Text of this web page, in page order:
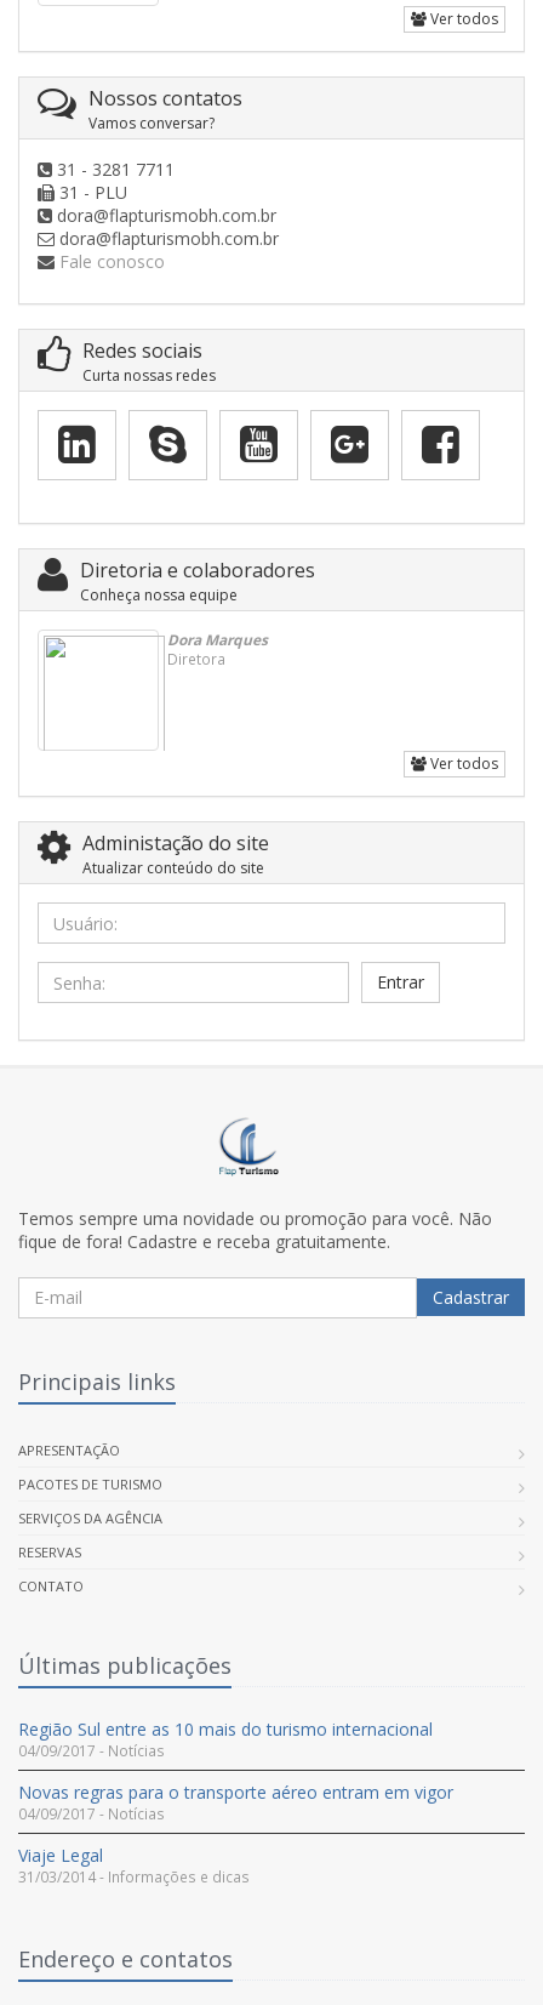
Ver todos
Nossos contatos
Vamos conversar?
31 - 3281 7711
31 - PLU
dora@flapturismobh.com.br
dora@flapturismobh.com.br
Fale conosco
Redes sociais
Curta nossas redes
Diretoria e colaboradores
Conheça nossa equipe
Dora Marques
Diretora
Ver todos
Administação do site
Atualizar conteúdo do site
Usuário:
Senha:
Temos sempre uma novidade ou promoção para você. Não
fique de fora! Cadastre e receba gratuitamente.
Cadastrar
Principais links
APRESENTAÇÃO
PACOTES DE TURISMO
SERVIÇOS DA AGÊNCIA
RESERVAS
CONTATO
Últimas publicações
Região Sul entre as 10 mais do turismo internacional
04/09/2017 - Notícias
Novas regras para o transporte aéreo entram em vigor
04/09/2017 - Notícias
Viaje Legal
31/03/2014 - Informações e dicas
Endereço e contatos